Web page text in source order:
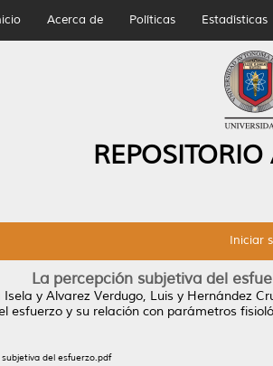
Acerca de Políticas Estadísticas
Iniciar
La percepción subjetiva del
Isela y Alvarez Verdugo, Luis y Hernández
esfuerzo y su relación con parámetros
del esfuerzo.pdf